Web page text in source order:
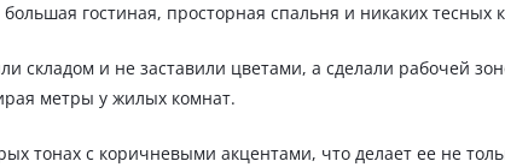
гостиная, просторная спальня и никаких тесных
и не заставили цветами, а сделали рабочей
метры у жилых комнат.
тонах с коричневыми акцентами, что делает ее не